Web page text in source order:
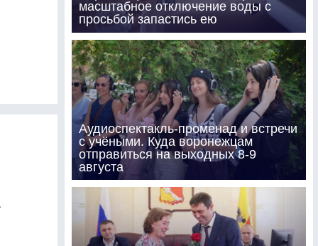
масштабное отключение воды с
просьбой запастись ею
Аудиоспектакль-променад и встречи
с учёными. Куда воронежцам
отправиться на выходных 8-9
августа